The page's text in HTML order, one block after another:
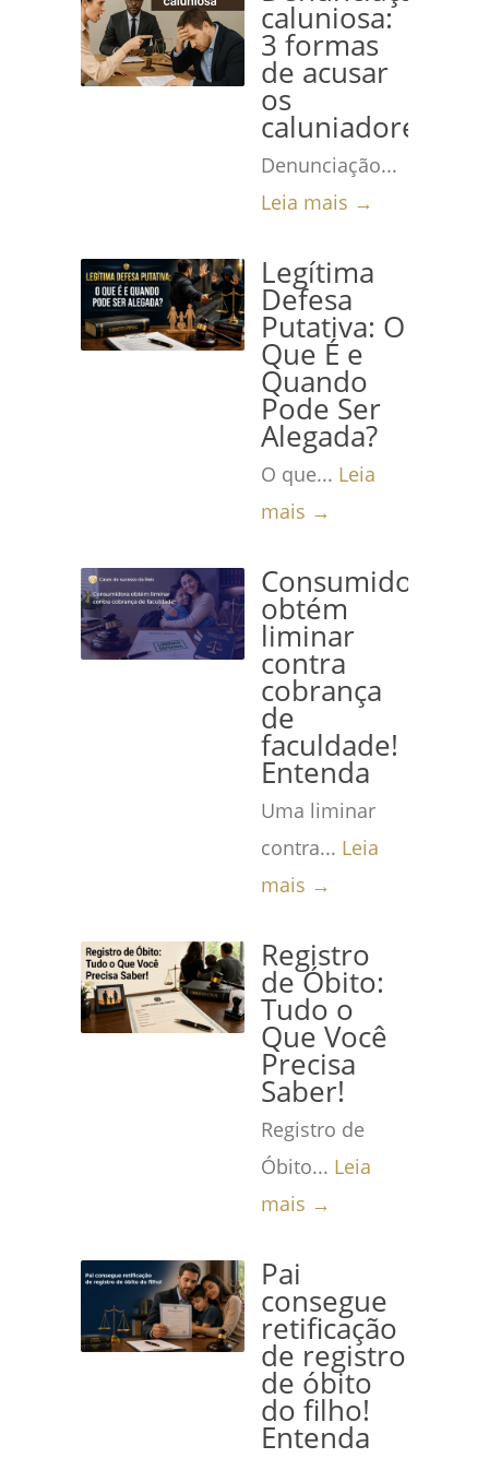
caluniosa:
3 formas
de acusar
os
caluniadores
Denunciação...
Leia mais →
Legítima
Defesa
Putativa: O
Que É e
Quando
Pode Ser
Alegada?
O que... Leia
mais →
Consumidora
obtém
liminar
contra
cobrança
de
faculdade!
Entenda
Uma liminar
contra... Leia
mais →
Registro
de Óbito:
Tudo o
Que Você
Precisa
Saber!
Registro de
Óbito... Leia
mais →
Pai
consegue
retificação
de registro
de óbito
do filho!
Entenda